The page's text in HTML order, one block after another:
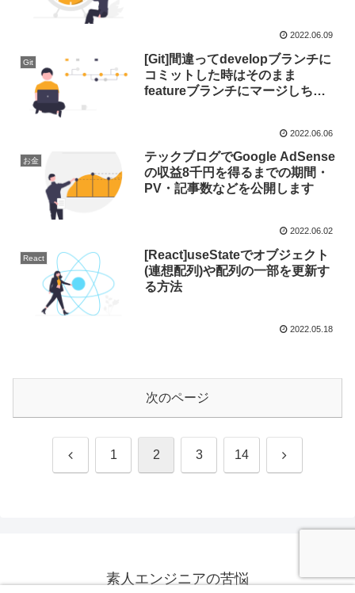
2022.06.09
Git
[Git]間違ってdevelopブランチに
コミットした時はそのまま
featureブランチにマージしちゃ
2022.06.06
お金
テックブログでGoogle AdSense
の収益8千円を得るまでの期間・
PV・記事数などを公開します
2022.06.02
React
[React]useStateでオブジェクト
(連想配列)や配列の一部を更新す
る方法
2022.05.18
次のページ
前 1 2 3 14 次
素人エンジニアの苦悩